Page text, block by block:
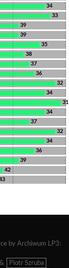
34
33
39
39
35
38
37
36
32
34
31
34
37
32
34
36
39
42
by Archiwum LP3:
Piotr Szruba